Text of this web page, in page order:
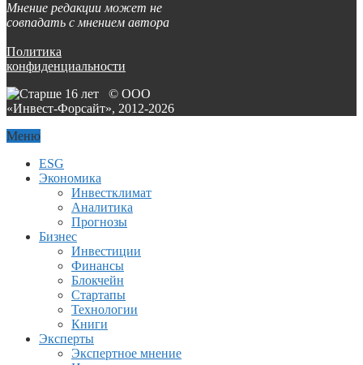
Мнение редакции может не
совпадать с мнением автора
Политика
конфиденциальности
© ООО
«Инвест-Форсайт», 2012-2026
Меню
ESG
Экономика
Инвестклимат
Аналитика
Прогнозы
Бизнес
Инвестиции
Финансы
Блокчейн
Стартапы
Технологии
Книги
Эксперты
Экспертное мнение